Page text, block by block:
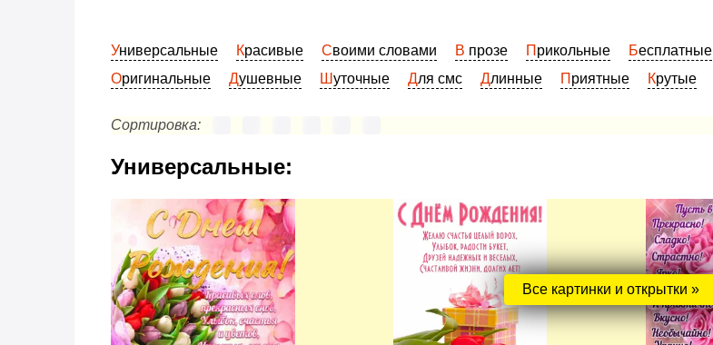
Универсальные Красивые Своими словами В прозе Прикольные Бесплатные
Оригинальные
Душевные Шуточные Для смс Длинные Приятные Крутые
Сортировка:
Универсальные:
Все картинки и открытки »